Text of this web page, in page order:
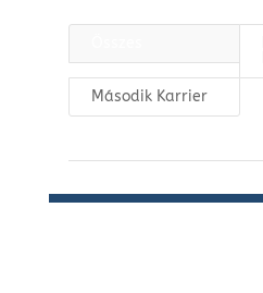
Második Karrier